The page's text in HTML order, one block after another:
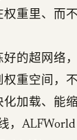
重里、而
的超网络
重空间，
加载、能
，ALFWorld